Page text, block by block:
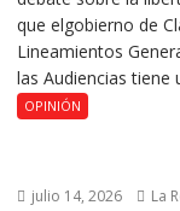
que elgobierno de
Lineamientos
las Audiencias
OPINIÓN
julio 14, 2026 La